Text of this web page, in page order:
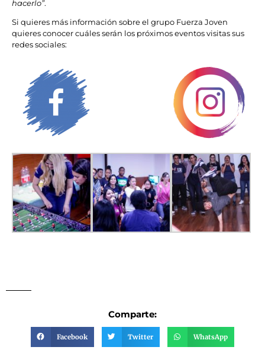
hacerlo”.
Si quieres más información sobre el grupo Fuerza Joven
quieres conocer cuáles serán los próximos eventos visitas sus
redes sociales:
Comparte:
Facebook Twitter WhatsApp